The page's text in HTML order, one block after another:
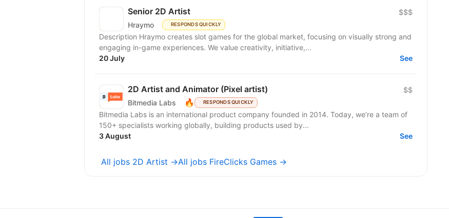
Senior 2D Artist
Hraymo RESPONDS QUICKLY
$$$
Description Hraymo creates slot games for the global market, focusing on visually strong and
engaging in-game experiences. We value creativity, initiative,...
20 July
See
2D Artist and Animator (Pixel artist)
Bitmedia Labs 🔥 RESPONDS QUICKLY
$$
Bitmedia Labs is an international product company founded in 2014. Today, we’re a team of
150+ specialists working globally, building products used by...
3 August
See
All jobs 2D Artist →All jobs FireClicks Games →